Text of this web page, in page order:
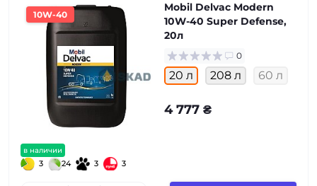
10W-40
в наличии
3 24 3 3
Mobil Delvac Modern
10W-40 Super Defense,
20л
0
20 л 208 л 60 л
4 777 ₴